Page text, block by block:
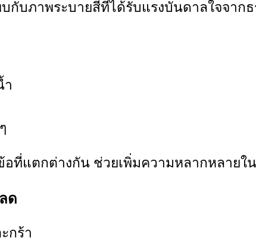
บกับภาพระบายสีที่ได้รับแรงบันดาลใจจา
ำ
ที่แตกต่างกัน ช่วยเพิ่มความหลากหลายใ
ด
กร้า